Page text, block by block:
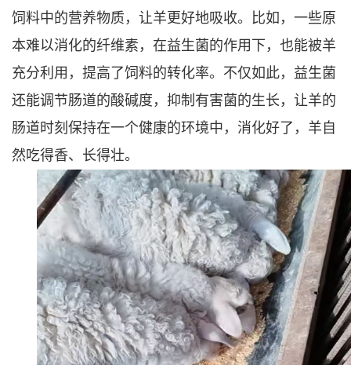
饲料中的营养物质，让羊更好地吸收。比如，一些原
本难以消化的纤维素，在益生菌的作用下，也能被羊
充分利用，提高了饲料的转化率。不仅如此，益生菌
还能调节肠道的酸碱度，抑制有害菌的生长，让羊的
肠道时刻保持在一个健康的环境中，消化好了，羊自
然吃得香、长得壮。